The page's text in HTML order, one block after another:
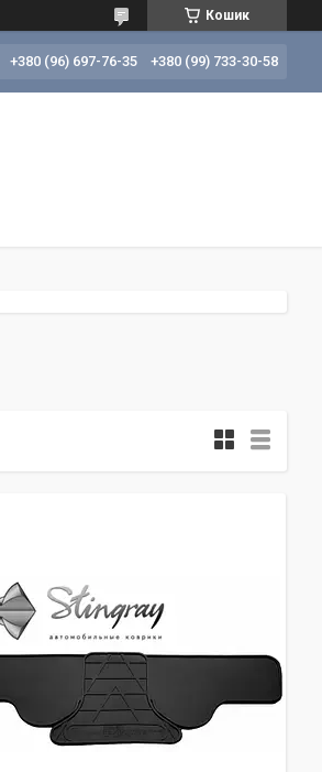
Кошик
+380 (96) 697-76-35 +380 (99) 733-30-58